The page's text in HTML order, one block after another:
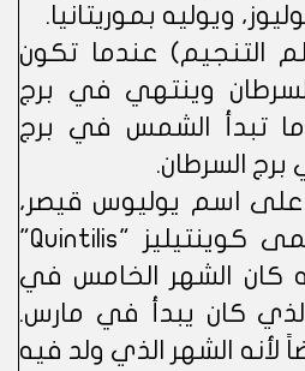
ويوليه بموريتانيا.
التنجيم) عندما تكون
وينتهي في برج
تبدأ الشمس في برج
السرطان.
اسم يوليوس قيصر،
وكان قبل ذلك يسمى كوينتيليز "Quintilis"
كان الشهر الخامس في
الذي كان يبدأ في مارس.
لأنه الشهر الذي ولد فيه